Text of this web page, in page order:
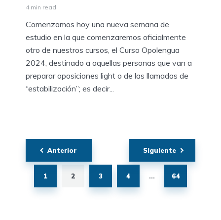
4 min read
Comenzamos hoy una nueva semana de
estudio en la que comenzaremos oficialmente
otro de nuestros cursos, el Curso Opolengua
2024, destinado a aquellas personas que van a
preparar oposiciones light o de las llamadas de
“estabilización”; es decir...
Paginación
de
entradas
Anterior
1 2 3 4 … 64
Siguiente